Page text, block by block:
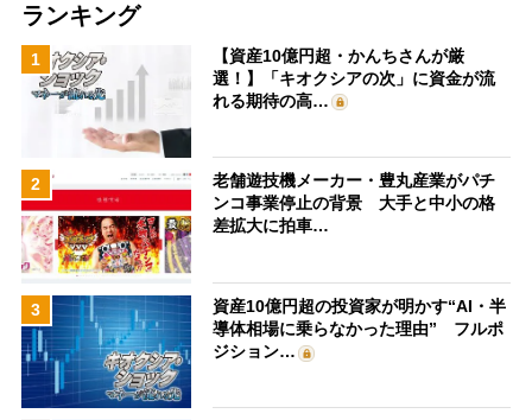
ランキング
1
【資産10億円超・かんちさんが厳
選！】「キオクシアの次」に資金が流
れる期待の高…
2
老舗遊技機メーカー・豊丸産業がパチ
ンコ事業停止の背景 大手と中小の格
差拡大に拍車…
3
資産10億円超の投資家が明かす“AI・半
導体相場に乗らなかった理由” フルポ
ジション…